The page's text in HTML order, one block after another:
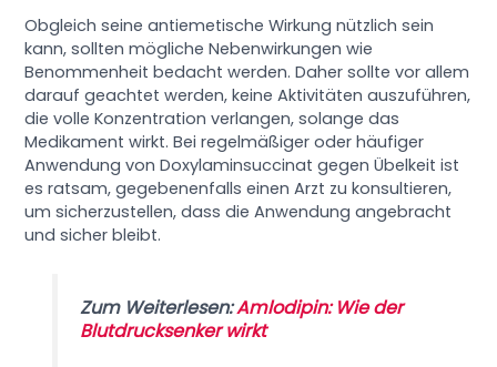
Obgleich seine antiemetische Wirkung nützlich sein
kann, sollten mögliche Nebenwirkungen wie
Benommenheit bedacht werden. Daher sollte vor allem
darauf geachtet werden, keine Aktivitäten auszuführen,
die volle Konzentration verlangen, solange das
Medikament wirkt. Bei regelmäßiger oder häufiger
Anwendung von Doxylaminsuccinat gegen Übelkeit ist
es ratsam, gegebenenfalls einen Arzt zu konsultieren,
um sicherzustellen, dass die Anwendung angebracht
und sicher bleibt.
Zum Weiterlesen:Amlodipin: Wie der
Blutdrucksenker wirkt